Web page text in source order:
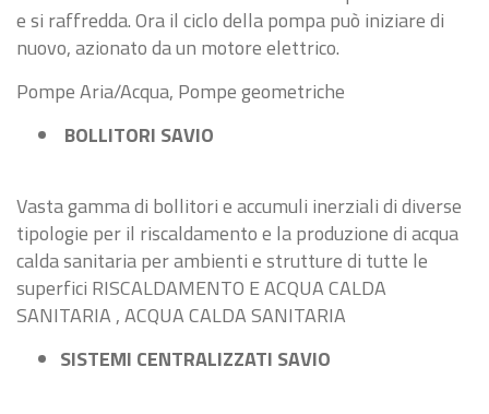
e si raffredda. Ora il ciclo della pompa può iniziare di
nuovo, azionato da un motore elettrico.
Pompe Aria/Acqua, Pompe geometriche
BOLLITORI SAVIO
Vasta gamma di bollitori e accumuli inerziali di diverse
tipologie per il riscaldamento e la produzione di acqua
calda sanitaria per ambienti e strutture di tutte le
superfici RISCALDAMENTO E ACQUA CALDA
SANITARIA , ACQUA CALDA SANITARIA
SISTEMI CENTRALIZZATI SAVIO